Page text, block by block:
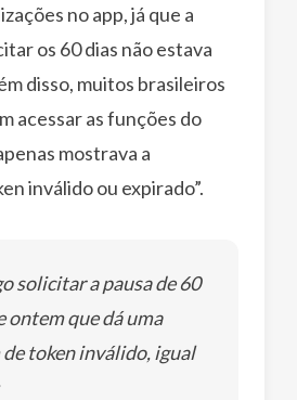
no app, já que a
os 60 dias não estava
disso, muitos brasileiros
acessar as funções do
mostrava a
inválido ou expirado”.
solicitar a pausa de 60
ontem que dá uma
de token inválido, igual